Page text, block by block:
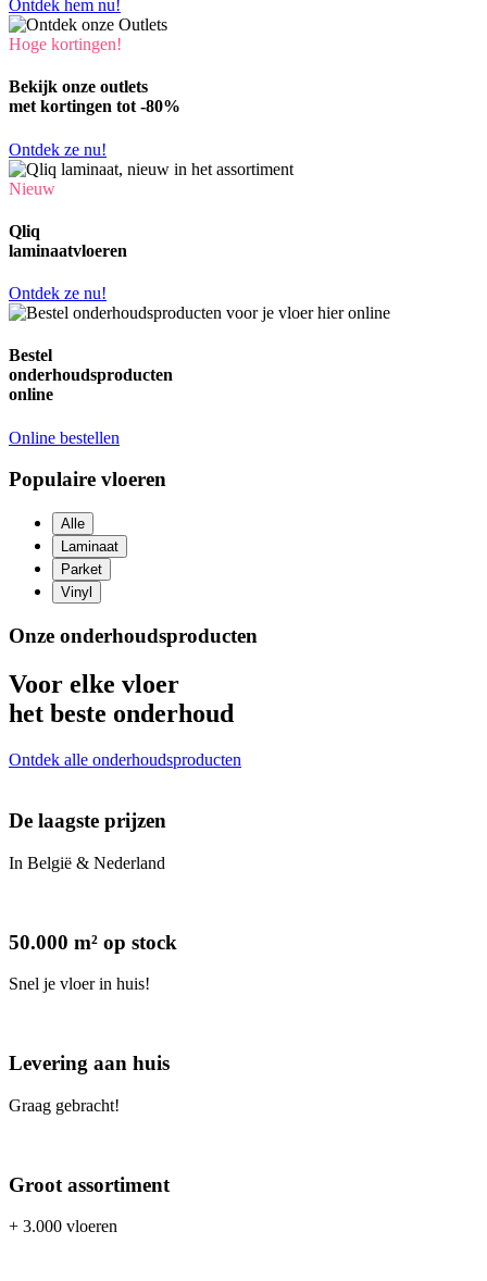
Ontdek hem nu!
Hoge kortingen!
Bekijk onze outlets
met kortingen tot -80%
Ontdek ze nu!
Nieuw
Qliq
laminaatvloeren
Ontdek ze nu!
Bestel
onderhoudsproducten
online
Online bestellen
Populaire vloeren
Alle
Laminaat
Parket
Vinyl
Onze onderhoudsproducten
Voor elke vloer
het beste onderhoud
Ontdek alle onderhoudsproducten
De laagste prijzen
In België & Nederland
50.000 m² op stock
Snel je vloer in huis!
Levering aan huis
Graag gebracht!
Groot assortiment
+ 3.000 vloeren